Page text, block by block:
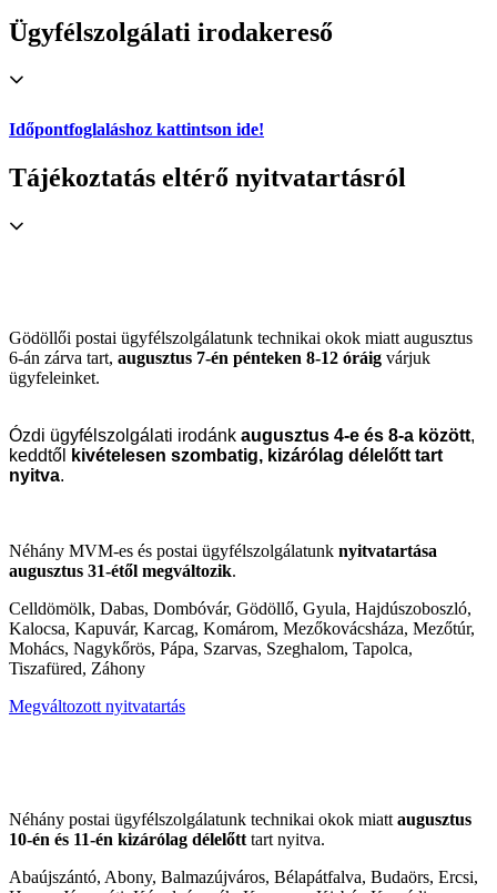
Ügyfélszolgálati irodakereső
Időpontfoglaláshoz kattintson ide!
Tájékoztatás eltérő nyitvatartásról
Gödöllői postai ügyfélszolgálatunk technikai okok miatt augusztus
6-án zárva tart, augusztus 7-én pénteken 8-12 óráig várjuk
ügyfeleinket.
Ózdi ügyfélszolgálati irodánk augusztus 4-e és 8-a között,
keddtől
kivételesen szombatig, kizárólag délelőtt tart
nyitva.
Néhány MVM-es és postai ügyfélszolgálatunk nyitvatartása
augusztus 31-étől megváltozik.
Celldömölk, Dabas, Dombóvár, Gödöllő, Gyula, Hajdúszoboszló,
Kalocsa, Kapuvár, Karcag, Komárom, Mezőkovácsháza, Mezőtúr,
Mohács, Nagykőrös, Pápa, Szarvas, Szeghalom, Tapolca,
Tiszafüred, Záhony
Megváltozott nyitvatartás
Néhány postai ügyfélszolgálatunk technikai okok miatt augusztus
10-én és 11-én kizárólag délelőtt tart nyitva.
Abaújszántó, Abony, Balmazújváros, Bélapátfalva, Budaörs, Ercsi,